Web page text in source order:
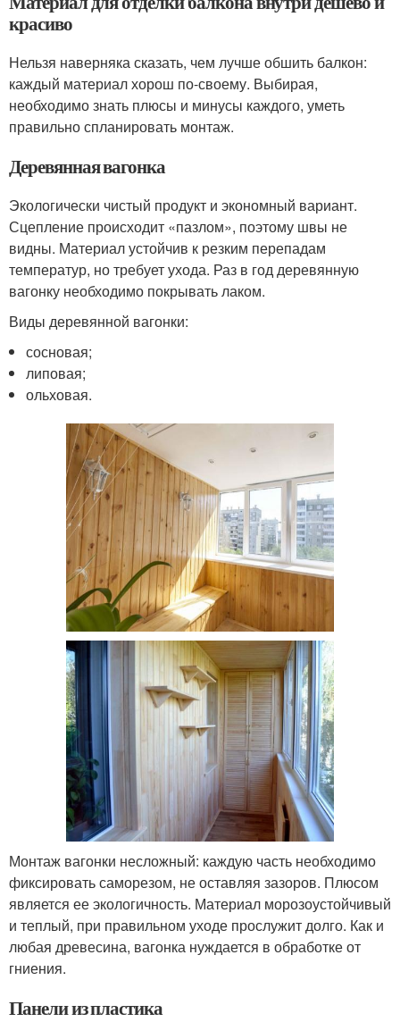
красиво
Нельзя наверняка сказать, чем лучше обшить балкон:
каждый материал хорош по-своему. Выбирая,
необходимо знать плюсы и минусы каждого, уметь
правильно спланировать монтаж.
Деревянная вагонка
Экологически чистый продукт и экономный вариант.
Сцепление происходит «пазлом», поэтому швы не
видны. Материал устойчив к резким перепадам
температур, но требует ухода. Раз в год деревянную
вагонку необходимо покрывать лаком.
Виды деревянной вагонки:
сосновая;
липовая;
ольховая.
Монтаж вагонки несложный: каждую часть необходимо
фиксировать саморезом, не оставляя зазоров. Плюсом
является ее экологичность. Материал морозоустойчивый
и теплый, при правильном уходе прослужит долго. Как и
любая древесина, вагонка нуждается в обработке от
гниения.
Панели из пластика